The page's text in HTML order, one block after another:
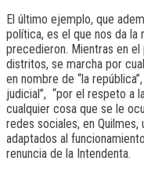
El último ejemplo, que
política, es el que nos da la
precedieron. Mientras en
distritos, se marcha por
en nombre de “la
judicial”, “por el respeto a
cualquier cosa que se le
redes sociales, en
adaptados al
renuncia de la Intendenta.